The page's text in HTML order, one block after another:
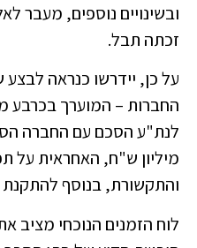
ובשינויים נוספים, מעבר
זכתה תבל.
על כן, יידרשו כנראה לבצע
החברות – המוערך בכרבע
מיליון ש"ח, האחראית על
והתקשורת, בנוסף
לוח הזמנים הנוכחי מציב